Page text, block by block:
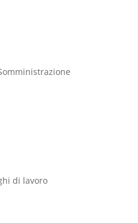
di lavoro